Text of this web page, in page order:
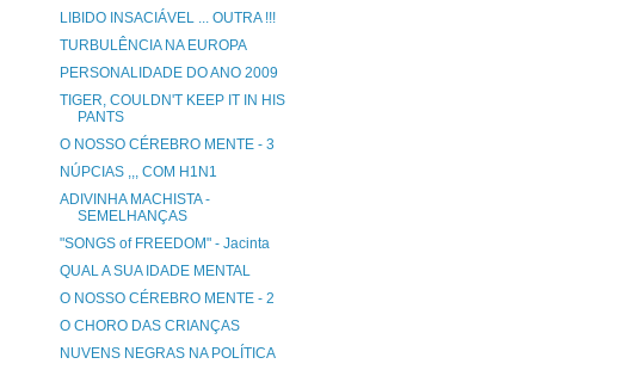
LIBIDO INSACIÁVEL ... OUTRA !!!
TURBULÊNCIA NA EUROPA
PERSONALIDADE DO ANO 2009
TIGER, COULDN'T KEEP IT IN HIS
PANTS
O NOSSO CÉREBRO MENTE - 3
NÚPCIAS ,,, COM H1N1
ADIVINHA MACHISTA -
SEMELHANÇAS
"SONGS of FREEDOM" - Jacinta
QUAL A SUA IDADE MENTAL
O NOSSO CÉREBRO MENTE - 2
O CHORO DAS CRIANÇAS
NUVENS NEGRAS NA POLÍTICA